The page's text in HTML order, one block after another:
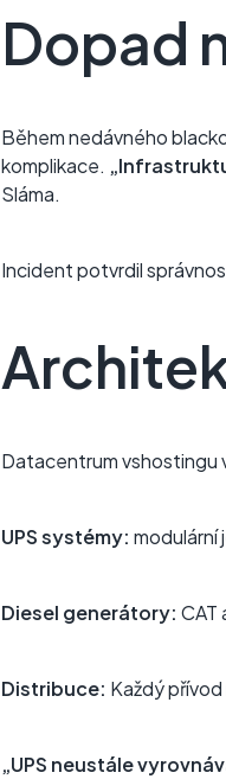
Dopad
Během nedávného
komplikace.
Sláma.
Incident potvrdil
Datacentrum vshostingu
UPS systémy: modulární
Diesel generátory: CAT
Distribuce: Každý
„UPS neustále